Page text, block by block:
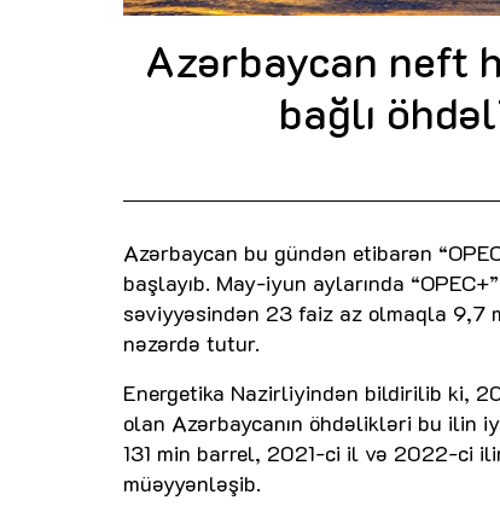
Azərbaycan neft
bağlı
Azərbaycan bu gündən etibarən
başlayıb. May-iyun aylarında
səviyyəsindən 23 faiz az olmaqla 9,7
nəzərdə tutur.
Energetika Nazirliyindən bildirilib ki,
olan Azərbaycanın öhdəlikləri bu ilin
131 min barrel, 2021-ci il və 2022-ci
müəyyənləşib.